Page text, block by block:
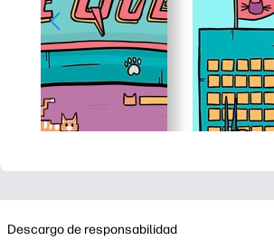
Descargo de responsabilidad